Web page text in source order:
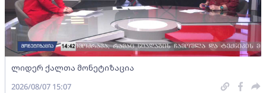
ლიდერ ქალთა მონეტიზაცია
2026/08/07 15:07